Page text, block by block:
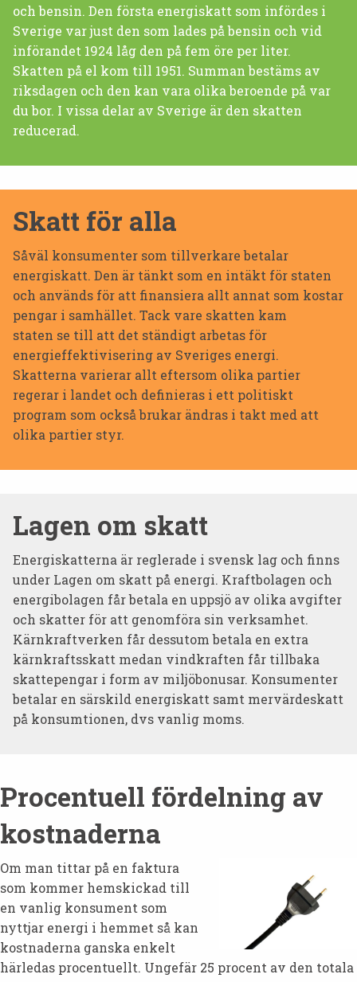
och bensin. Den första energiskatt som infördes i
Sverige var just den som lades på bensin och vid
införandet 1924 låg den på fem öre per liter.
Skatten på el kom till 1951. Summan bestäms av
riksdagen och den kan vara olika beroende på var
du bor. I vissa delar av Sverige är den skatten
reducerad.
Skatt för alla
Såväl konsumenter som tillverkare betalar
energiskatt. Den är tänkt som en intäkt för staten
och används för att finansiera allt annat som kostar
pengar i samhället. Tack vare skatten kam
staten se till att det ständigt arbetas för
energieffektivisering av Sveriges energi.
Skatterna varierar allt eftersom olika partier
regerar i landet och definieras i ett politiskt
program som också brukar ändras i takt med att
olika partier styr.
Lagen om skatt
Energiskatterna är reglerade i svensk lag och finns
under Lagen om skatt på energi. Kraftbolagen och
energibolagen får betala en uppsjö av olika avgifter
och skatter för att genomföra sin verksamhet.
Kärnkraftverken får dessutom betala en extra
kärnkraftsskatt medan vindkraften får tillbaka
skattepengar i form av miljöbonusar. Konsumenter
betalar en särskild energiskatt samt mervärdeskatt
på konsumtionen, dvs vanlig moms.
Procentuell fördelning av
kostnaderna
Om man tittar på en faktura
som kommer hemskickad till
en vanlig konsument som
nyttjar energi i hemmet så kan
kostnaderna ganska enkelt
härledas procentuellt. Ungefär 25 procent av den totala